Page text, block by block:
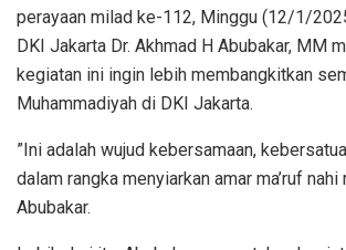
perayaan milad ke-112, Minggu (12/1/
DKI Jakarta Dr. Akhmad H Abubakar, MM
kegiatan ini ingin lebih membangkitkan
Muhammadiyah di DKI Jakarta.
”Ini adalah wujud kebersamaan,
dalam rangka menyiarkan amar ma’ruf nahi
Abubakar.